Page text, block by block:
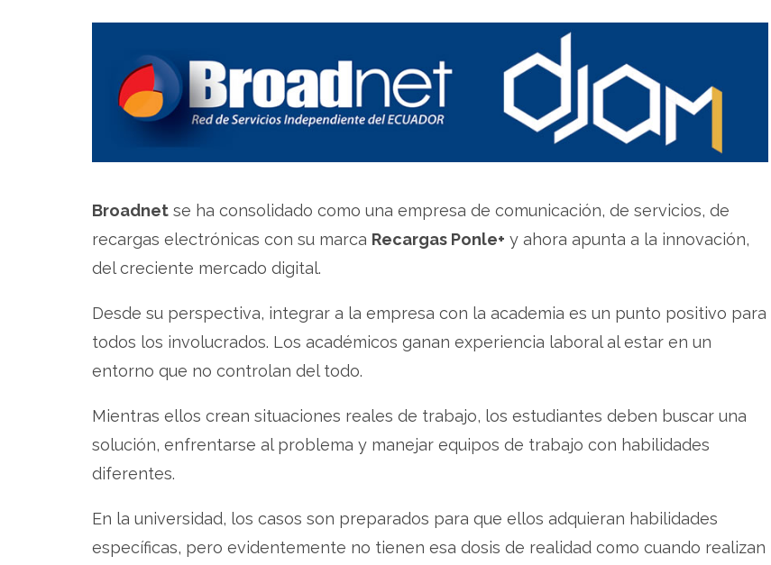
Broadnet se ha consolidado como una empresa de comunicación, de servicios, de
recargas electrónicas con su marca Recargas Ponle+ y ahora apunta a la innovación,
del creciente mercado digital.
Desde su perspectiva, integrar a la empresa con la academia es un punto positivo para
todos los involucrados. Los académicos ganan experiencia laboral al estar en un
entorno que no controlan del todo.
Mientras ellos crean situaciones reales de trabajo, los estudiantes deben buscar una
solución, enfrentarse al problema y manejar equipos de trabajo con habilidades
diferentes.
En la universidad, los casos son preparados para que ellos adquieran habilidades
específicas, pero evidentemente no tienen esa dosis de realidad como cuando realizan